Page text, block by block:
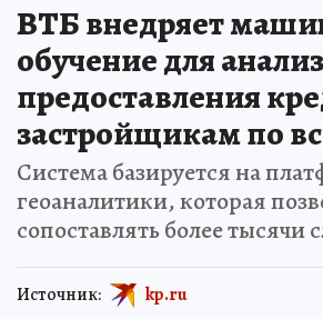
ВТБ внедряет
обучение для
предоставления
застройщикам по
Система базируется на
геоаналитики, которая
сопоставлять более тысячи
Источник: kp.ru